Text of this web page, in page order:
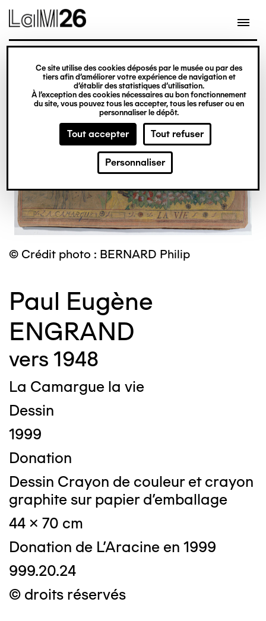
Gestion des cookies
Ce site utilise des cookies déposés par le musée ou par des
tiers afin d’améliorer votre expérience de navigation et
d’établir des statistiques d’utilisation.
À l’exception des cookies nécessaires au bon fonctionnement
du site, vous pouvez tous les accepter, tous les refuser ou en
personnaliser le dépôt.
Tout accepter Tout refuser
Personnaliser
contenu
© Crédit photo : BERNARD Philip
Paul Eugène
ENGRAND
vers 1948
La Camargue la vie
Dessin
1999
Donation
Dessin Crayon de couleur et crayon
graphite sur papier d'emballage
44 x 70 cm
Donation de L'Aracine en 1999
999.20.24
© droits réservés